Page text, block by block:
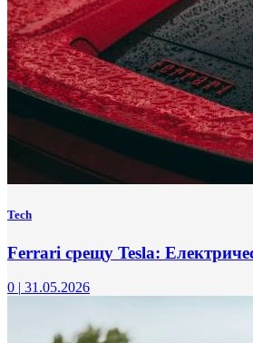
Tech
Ferrari срещу Tesla:
0 | 31.05.2026